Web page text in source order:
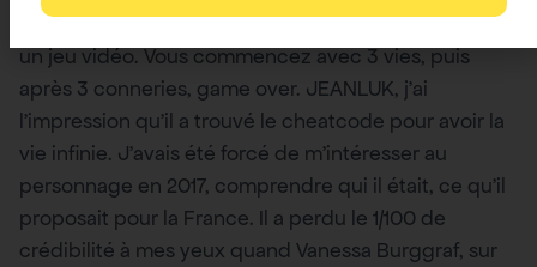
Je vois un peu la crédibilité des personnes comme
un jeu vidéo. Vous commencez avec 3 vies, puis
après 3 conneries, game over. JEANLUK, j’ai
l’impression qu’il a trouvé le cheatcode pour avoir la
vie infinie. J’avais été forcé de m’intéresser au
personnage en 2017, comprendre qui il était, ce qu’il
proposait pour la France. Il a perdu le 1/100 de
crédibilité à mes yeux quand Vanessa Burggraf, sur